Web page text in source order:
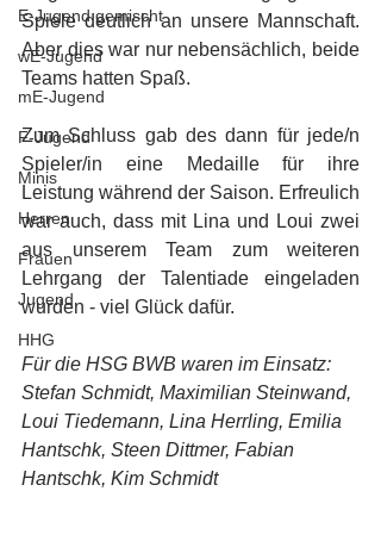
E-Jugend gemischt
wE-Jugend
mE-Jugend
F-Jugend
Minis
Herren
Frauen
Jugend
HHG
Spiele deutlich an unsere Mannschaft.
Aber dies war nur nebensächlich, beide
Teams hatten Spaß.
Zum Schluss gab des dann für jede/n
Spieler/in eine Medaille für ihre
Leistung während der Saison. Erfreulich
war auch, dass mit Lina und Loui zwei
aus unserem Team zum weiteren
Lehrgang der Talentiade eingeladen
wurden - viel Glück dafür.
Für die HSG BWB waren im Einsatz:
Stefan Schmidt, Maximilian Steinwand,
Loui Tiedemann, Lina Herrling, Emilia
Hantschk, Steen Dittmer, Fabian
Hantschk, Kim Schmidt